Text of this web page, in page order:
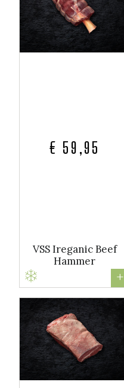
€ 59,95
VSS Ireganic Beef
Hammer
+